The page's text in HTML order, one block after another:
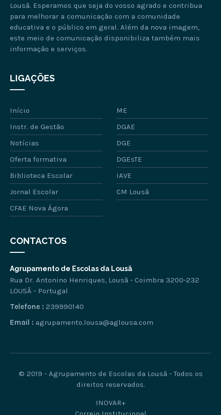
Lousã. Esperamos que seja do vosso agrado e contribua
para melhorar a comunicação com a comunidade
educativa e o público em geral. Além da nova imagem,
este meio de comunicação disponibiliza também mais
informação e serviços.
LIGAÇÕES
Início
ME
Instr. de Gestão
DGAE
Notícias
DGE
Oferta formativa
DGEsTE
Biblioteca Escolar
IAVE
Jornal Escolar
CM Lousã
CFAE Nova Ágora
CONTACTOS
Agrupamento de Escolas da Lousã
Rua Dr. Antonino Henriques, Lousã - Coimbra 3200-232
LOUSÃ - Portugal
Telefone : 239990140
Email : agrupamento.lousa@aglousa.com
© 2019 - Agrupamento de Escolas da Lousã - Todos os
direitos reservados.
INOVAR+